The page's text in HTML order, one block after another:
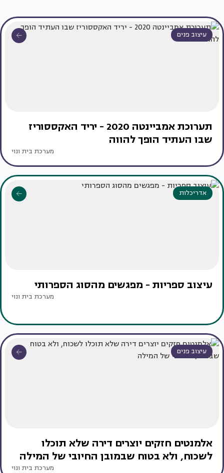
עיצוב פנים
תערוכת אמביינטה 2020 - יריד האקססוריז
שבו העתיד הופך להווה
מערכת בית ונוי
אדריכלות
עיצוב ספריות - מפגשים מהסוג הספרותי
מערכת בית ונוי
עיצוב פנים
אלמנטים חזקים יוצרים דירה שלא תוכלו
לשכוח, ולא בטוח שבמובן החיובי של המילה
מערכת בית ונוי